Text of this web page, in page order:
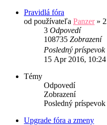
Pravidlá fóra
od používateľa Panzer»
3 Odpovedí
108735 Zobrazení
Posledný príspevok
15 Apr 2016, 10:24
Témy
Odpovedí
Zobrazení
Posledný príspevok
Upgrade fóra a zmeny